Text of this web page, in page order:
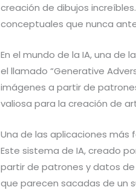
creación de dibujos
conceptuales que nunca
En el mundo de la IA, una de
el llamado “Generative
imágenes a partir de
valiosa para la creación de
Una de las aplicaciones más
Este sistema de IA, creado
partir de patrones y datos
que parecen sacadas de un